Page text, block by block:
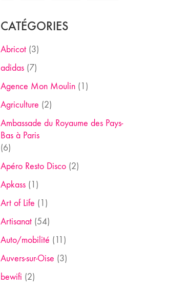
CATÉGORIES
Abricot(3)
adidas(7)
Agence Mon Moulin(1)
Agriculture (2)
Ambassade du Royaume des Pays-
Bas à Paris
(6)
Apéro Resto Disco(2)
Apkass(1)
Art of Life (1)
Artisanat(54)
Auto/mobilité (11)
Auvers-sur-Oise (3)
bewifi (2)